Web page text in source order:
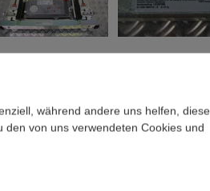
für den Einsatz in
und ist für den industriellen Einsatz in
ausgelegt. Die Plattform ist mit
während andere uns helfen, diese
von uns verwendeten Cookies und